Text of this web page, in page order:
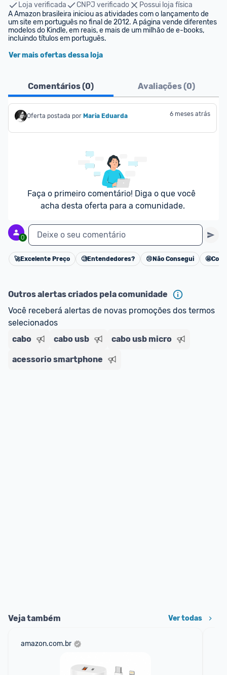
Loja verificada
CNPJ verificado
Possui loja física
A Amazon brasileira iniciou as atividades com o lançamento de
um site em português no final de 2012. A página vende diferentes
modelos do Kindle, em reais, e mais de um milhão de e-books,
incluindo títulos em português.
Ver mais ofertas dessa loja
Comentários (0) Avaliações (0)
Oferta postada por Maria Eduarda 6 meses atrás
Faça o primeiro comentário! Diga o que você
acha desta oferta para a comunidade.
0 Deixe o seu comentário
Cancelar
🚀Excelente Preço 🧐Entendedores? 😢 Não Consegui 🤩
Outros alertas criados pela comunidade
Você receberá alertas de novas promoções dos termos
selecionados
cabo
cabo usb cabo usb micro
acessorio smartphone
Veja também Ver todas
amazon.com.br